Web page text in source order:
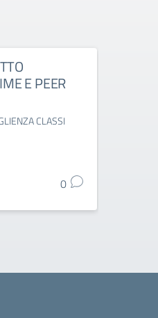
E PEER
CLASSI
0